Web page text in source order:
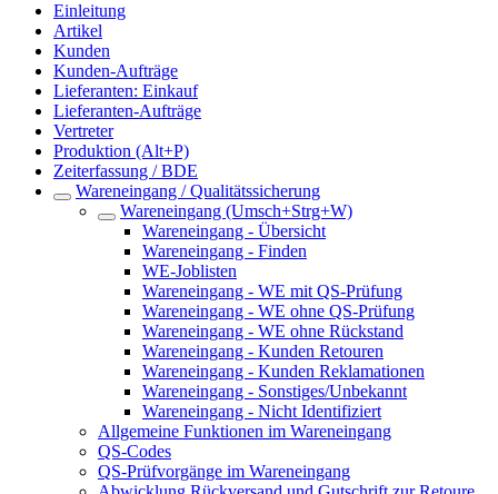
Einleitung
Artikel
Kunden
Kunden-Aufträge
Lieferanten: Einkauf
Lieferanten-Aufträge
Vertreter
Produktion (Alt+P)
Zeiterfassung / BDE
Wareneingang / Qualitätssicherung
Wareneingang (Umsch+Strg+W)
Wareneingang - Übersicht
Wareneingang - Finden
WE-Joblisten
Wareneingang - WE mit QS-Prüfung
Wareneingang - WE ohne QS-Prüfung
Wareneingang - WE ohne Rückstand
Wareneingang - Kunden Retouren
Wareneingang - Kunden Reklamationen
Wareneingang - Sonstiges/Unbekannt
Wareneingang - Nicht Identifiziert
Allgemeine Funktionen im Wareneingang
QS-Codes
QS-Prüfvorgänge im Wareneingang